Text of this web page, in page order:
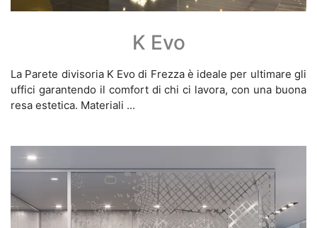
K Evo
La Parete divisoria K Evo di Frezza è ideale per ultimare gli
uffici garantendo il comfort di chi ci lavora, con una buona
resa estetica. Materiali ...